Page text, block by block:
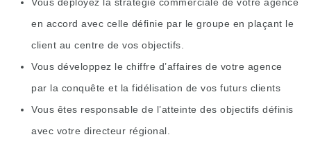
Vous déployez la stratégie commerciale de votre agence
en accord avec celle définie par le groupe en plaçant le
client au centre de vos objectifs.
Vous développez le chiffre d’affaires de votre agence
par la conquête et la fidélisation de vos futurs clients
Vous êtes responsable de l’atteinte des objectifs définis
avec votre directeur régional.